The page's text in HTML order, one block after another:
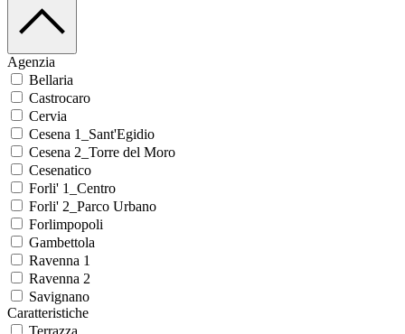
Agenzia
Bellaria
Castrocaro
Cervia
Cesena 1_Sant'Egidio
Cesena 2_Torre del Moro
Cesenatico
Forli' 1_Centro
Forli' 2_Parco Urbano
Forlimpopoli
Gambettola
Ravenna 1
Ravenna 2
Savignano
Caratteristiche